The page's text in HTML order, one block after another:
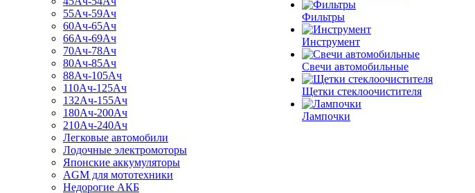
55Ач-59Ач
60Ач-65Ач
66Ач-69Ач
70Ач-78Ач
80Ач-85Ач
88Ач-105Ач
110Ач-125Ач
132Ач-155Ач
180Ач-200Ач
210Ач-240Ач
Легковые автомобили
Лодочные электромоторы
Японские аккумуляторы
AGM для мототехники
Недорогие АКБ
Фильтры
Инструмент
Свечи автомобильные
Щетки стеклоочистителя
Лампочки